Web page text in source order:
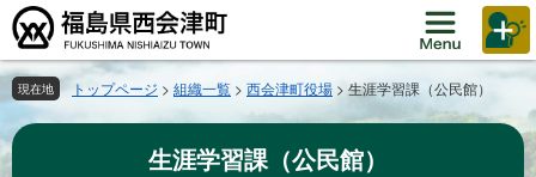
ペ
ー
ジ
の
頭
で
メ
ニ
ュ
ー
飛
ば
現在地 トップページ > 組織一覧 > 西会津町役場 > 生涯学習課（公民館）
生涯学習課（公民館）